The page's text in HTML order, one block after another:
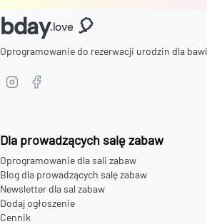
bday.love 🎈
Oprogramowanie do rezerwacji urodzin dla
Dla prowadzących salę zabaw
Oprogramowanie dla sali zabaw
Blog dla prowadzących salę zabaw
Newsletter dla sal zabaw
Dodaj ogłoszenie
Cennik